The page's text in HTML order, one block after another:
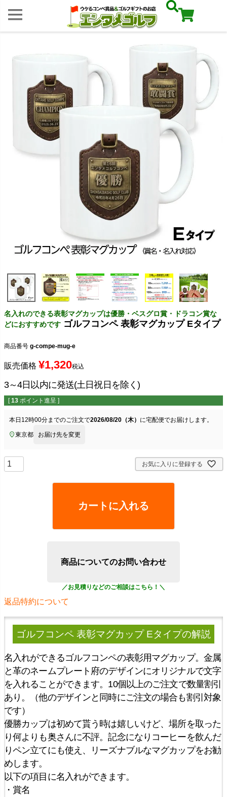
名入れのできる表彰マグカップは優勝・ベスグロ賞・ドラコン賞な
どにおすすめです ゴルフコンペ 表彰マグカップ Eタイプ
商品番号 g-compe-mug-e
販売価格 ¥1,320税込
3～4日以内に発送(土日祝日を除く)
[ 13 ポイント進呈 ]
本日 12時00分までのご注文で2026/08/20（木） に宅配便でお届けします。
東京都 お届け先を変更
お気に入りに登録する
カートに入れる
商品についてのお問い合わせ
返品特約について
ゴルフコンペ 表彰マグカップ Eタイプの解説
名入れができるゴルフコンペの表彰用マグカップ。金属
と革のネームプレート府のデザインにオリジナルで文字
を入れることができます。10個以上のご注文で数量割引
あり。（他のデザインと同時にご注文の場合も割引対象
です）
優勝カップは初めて貰う時は嬉しいけど、場所を取った
り何よりも奥さんに不評。記念になりコーヒーを飲んだ
りペン立てにも使え、リーズナブルなマグカップをお勧
めします。
以下の項目に名入れができます。
・賞名